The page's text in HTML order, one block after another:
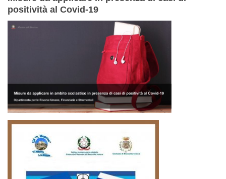
positività al Covid-19